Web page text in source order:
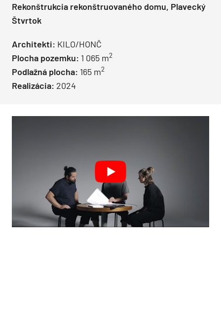
Rekonštrukcia rekonštruovaného domu, Plavecký
Štvrtok
Architekti: KILO/HONČ
Plocha pozemku: 1 065 m2
Podlažná plocha: 165 m2
Realizácia: 2024